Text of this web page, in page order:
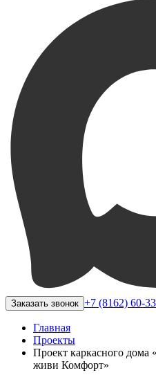
Заказать звонок +7 (8162) 60-
Главная
Проекты
Проект каркасного
живи Комфорт»